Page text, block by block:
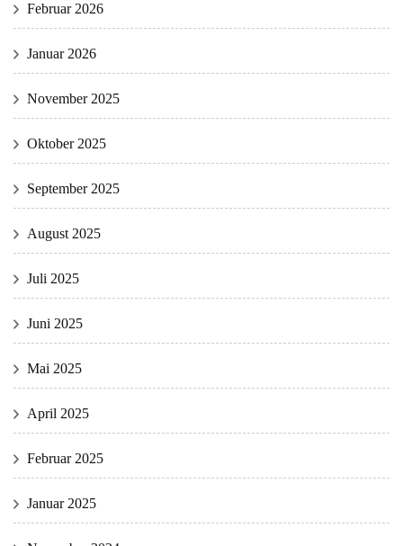
Februar 2026
Januar 2026
November 2025
Oktober 2025
September 2025
August 2025
Juli 2025
Juni 2025
Mai 2025
April 2025
Februar 2025
Januar 2025